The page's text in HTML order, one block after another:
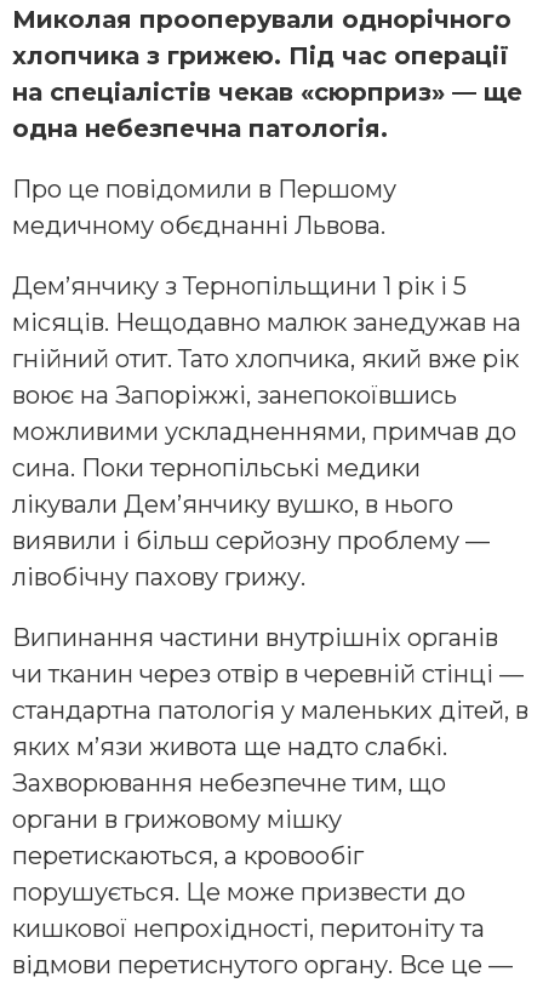
Миколая прооперували однорічного
хлопчика з грижею. Під час операції
на спеціалістів чекав «сюрприз» — ще
одна небезпечна патологія.
Про це повідомили в Першому
медичному обєднанні Львова.
Дем’янчику з Тернопільщини 1 рік і 5
місяців. Нещодавно малюк занедужав на
гнійний отит. Тато хлопчика, який вже рік
воює на Запоріжжі, занепокоївшись
можливими ускладненнями, примчав до
сина. Поки тернопільські медики
лікували Дем’янчику вушко, в нього
виявили і більш серйозну проблему —
лівобічну пахову грижу.
Випинання частини внутрішніх органів
чи тканин через отвір в черевній стінці —
стандартна патологія у маленьких дітей, в
яких м’язи живота ще надто слабкі.
Захворювання небезпечне тим, що
органи в грижовому мішку
перетискаються, а кровообіг
порушується. Це може призвести до
кишкової непрохідності, перитоніту та
відмови перетиснутого органу. Все це —